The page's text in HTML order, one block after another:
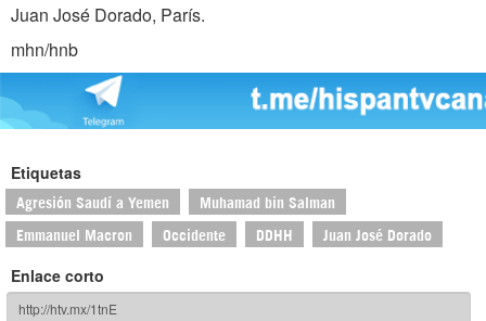
Juan José Dorado, París.
mhn/hnb
Etiquetas
Agresión Saudí a Yemen Muhamad bin Salman
Emmanuel Macron Occidente DDHH Juan José Dorado
Enlace corto